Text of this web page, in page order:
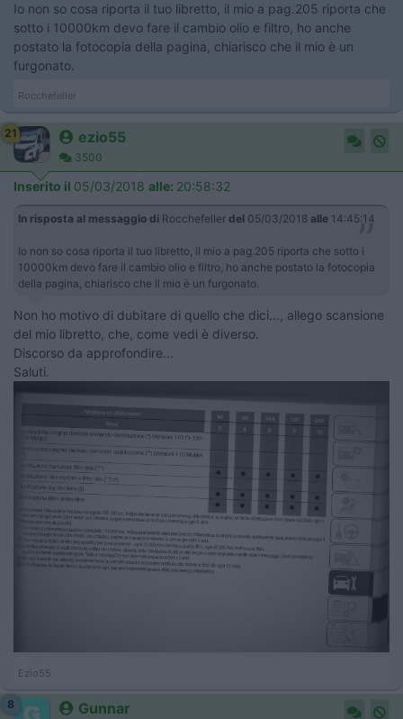
Io non so cosa riporta il tuo libretto, il mio a pag.205 riporta che
sotto i 10000km devo fare il cambio olio e filtro, ho anche
postato la fotocopia della pagina, chiarisco che il mio è un
furgonato.
Rocchefeller
21 ezio55
3500
Inserito il 05/03/2018 alle: 20:58:32
In risposta al messaggio di Rocchefeller del 05/03/2018 alle 14:45:14
Io non so cosa riporta il tuo libretto, il mio a pag.205 riporta che sotto i
10000km devo fare il cambio olio e filtro, ho anche postato la fotocopia
della pagina, chiarisco che il mio è un furgonato.
Non ho motivo di dubitare di quello che dici..., allego scansione
del mio libretto, che, come vedi è diverso.
Discorso da approfondire...
Saluti.
Ezio55
8 Gunnar